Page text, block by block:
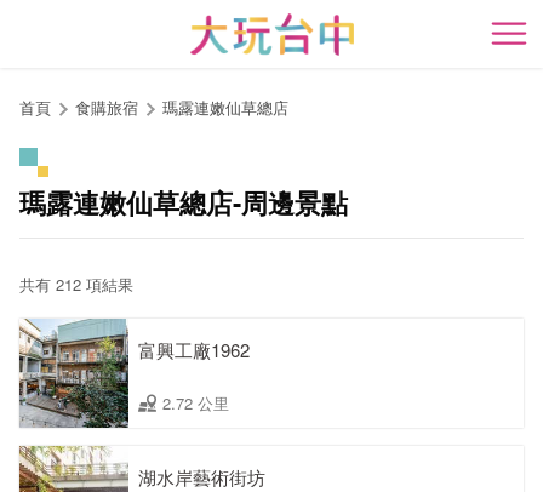
開
首頁 食購旅宿 瑪露連嫩仙草總店
瑪露連嫩仙草總店-周邊景點
共有 212 項結果
富興工廠1962
2.72 公里
湖水岸藝術街坊